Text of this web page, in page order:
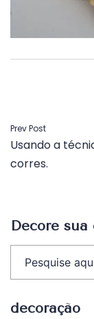
Navegação
de
Post
Prev Post
Usando a
corres.
Decore sua
decoração